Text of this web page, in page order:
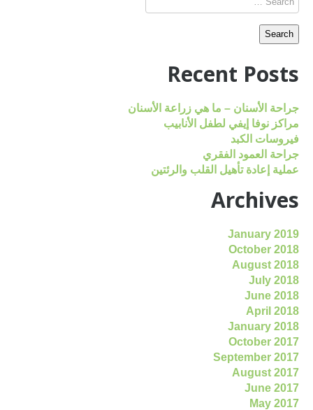
Recent Posts
جراحة الأسنان – ما هي زراعة الأسنان
مراكز نوفا إيفي لطفل الأنابيب
فيروسات الكبد
جراحة العمود الفقري
عملية إعادة تأهيل القلب والرئتين
Archives
January 2019
October 2018
August 2018
July 2018
June 2018
April 2018
January 2018
October 2017
September 2017
August 2017
June 2017
May 2017